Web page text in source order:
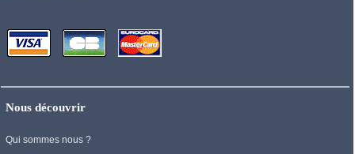
Nous découvrir
Qui sommes nous ?